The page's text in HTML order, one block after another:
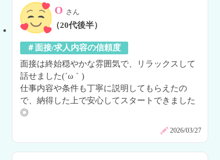
O さん
（20代後半）
＃面接/求人内容の信頼度
面接は終始穏やかな雰囲気で、リラックスして
話せました(´ω｀)
仕事内容や条件も丁寧に説明してもらえたの
で、納得した上で安心してスタートできました
◎
2026/03/27